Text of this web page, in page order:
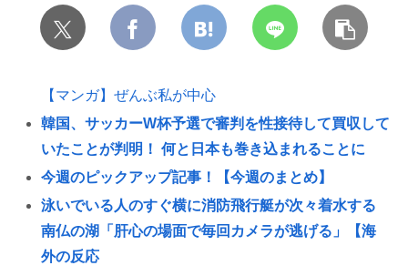
【マンガ】ぜんぶ私が中心
韓国、サッカーW杯予選で審判を性接待して買収して
いたことが判明！ 何と日本も巻き込まれることに
今週のピックアップ記事！【今週のまとめ】
泳いでいる人のすぐ横に消防飛行艇が次々着水する
南仏の湖「肝心の場面で毎回カメラが逃げる」【海
外の反応